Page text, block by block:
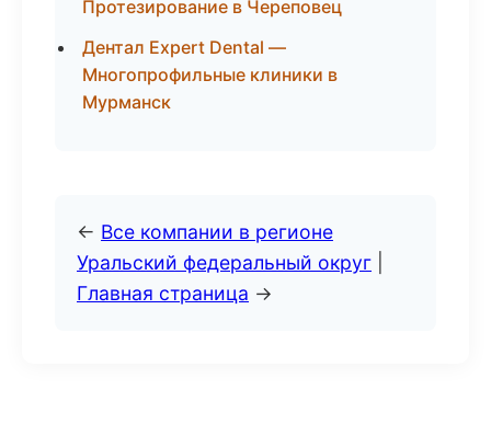
Протезирование в Череповец
Дентал Expert Dental —
Многопрофильные клиники в
Мурманск
← Все компании в регионе
Уральский федеральный округ
Главная страница →